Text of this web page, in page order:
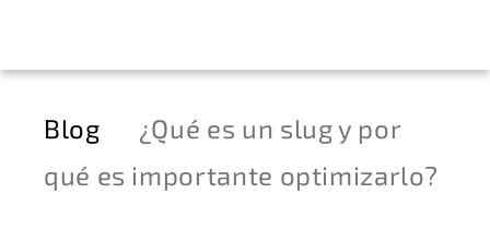
Blog
¿Qué es un slug y por
qué es importante optimizarlo?